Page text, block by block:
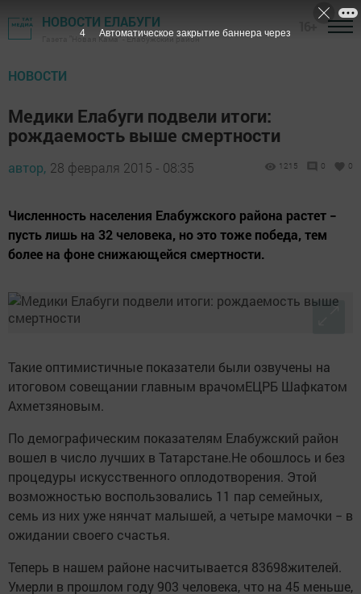
НОВОСТИ ЕЛАБУГИ
Газета "Новая Кама" - Елабужский район
НОВОСТИ
Медики Елабуги подвели итоги:
рождаемость выше смертности
автор, 28 февраля 2015 - 08:35 1215 0 0
Численность населения Елабужского района растет −
пусть лишь на 32 человека, но это тоже победа, тем
более на фоне снижающейся смертности.
Такие оптимистичные показатели были озвучены на
итоговом совещании главным врачомЕЦРБ Шафкатом
Ахметзяновым.
По демографическим показателям Елабужский район
вошел в число лучших в Татарстане.Не обошлось и без
процедуры искусственного оплодотворения. Этой
возможностью воспользовались 11 пар семейных,
семь из них уже нянчат малышей, а четыре мамочки − в
ожидании своего счастья.
Теперь в нашем районе насчитывается 83698жителей.
Умерли в прошлом году 903 человека, что на 45 меньше,
3 Автоматическое закрытие баннера через